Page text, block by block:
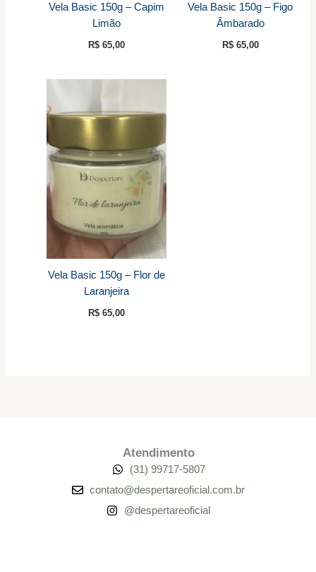
Vela Basic 150g – Capim
Limão
R$ 65,00
Vela Basic 150g – Figo
Âmbarado
R$65,00
Vela Basic 150g – Flor de
Laranjeira
R$ 65,00
Atendimento
(31) 99717-5807
contato@despertareoficial.com.br
@despertareoficial